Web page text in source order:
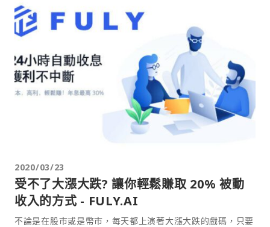
2020/03/23
受不了大漲大跌? 讓你輕鬆賺取 20% 被動
收入的方式 - FULY.AI
不論是在股市或是幣市，每天都上演著大漲大跌的戲碼，只要